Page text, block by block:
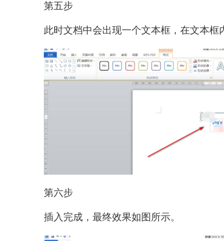
第五步
此时文档中会出现一个文本框，在文本框
第六步
插入完成，最终效果如图所示。